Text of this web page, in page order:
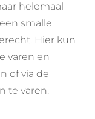
helemaal
smalle
Hier kun
varen en
of via de
te varen.